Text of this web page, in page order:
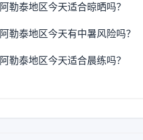
阿勒泰地区今天适合晾晒吗？
阿勒泰地区今天有中暑风险吗？
阿勒泰地区今天适合晨练吗？